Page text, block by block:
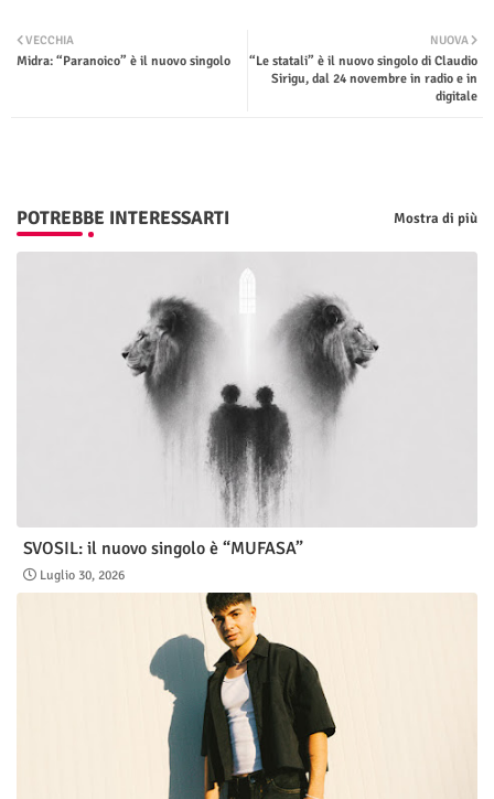
ter tsap
NUOVA
“Le statali” è il nuovo singolo di Claudio
Sirigu, dal 24 novembre in radio e in
digitale
VECCHIA
Midra: “Paranoico” è il nuovo singolo
POTREBBE INTERESSARTI Mostra di più
SVOSIL: il nuovo singolo è “MUFASA”
Luglio 30, 2026